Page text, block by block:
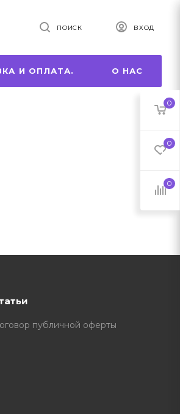
ПОИСК ВХОД
И ОПЛАТА. О НАС
0
0
0
публичной оферты